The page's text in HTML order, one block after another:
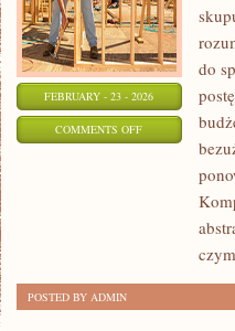
FEBRUARY - 23 - 2026
COMMENTS OFFON
do
POSTED BY ADMIN